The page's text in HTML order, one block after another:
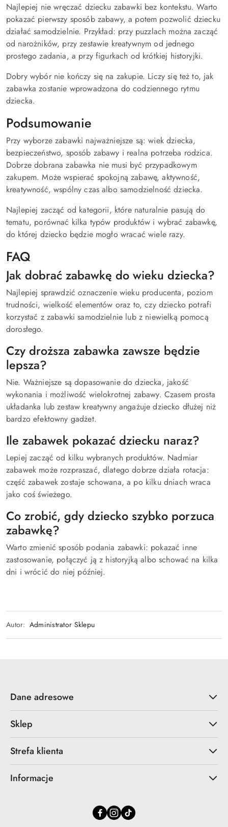
Najlepiej nie wręczać dziecku zabawki bez kontekstu. Warto
pokazać pierwszy sposób zabawy, a potem pozwolić dziecku
działać samodzielnie. Przykład: przy puzzlach można zacząć
od narożników, przy zestawie kreatywnym od jednego
prostego zadania, a przy figurkach od krótkiej historyjki.
Dobry wybór nie kończy się na zakupie. Liczy się też to, jak
zabawka zostanie wprowadzona do codziennego rytmu
dziecka.
Podsumowanie
Przy wyborze zabawki najważniejsze są: wiek dziecka,
bezpieczeństwo, sposób zabawy i realna potrzeba rodzica.
Dobrze dobrana zabawka nie musi być przypadkowym
zakupem. Może wspierać spokojną zabawę, aktywność,
kreatywność, wspólny czas albo samodzielność dziecka.
Najlepiej zacząć od kategorii, które naturalnie pasują do
tematu, porównać kilka typów produktów i wybrać zabawkę,
do której dziecko będzie mogło wracać wiele razy.
FAQ
Jak dobrać zabawkę do wieku dziecka?
Najlepiej sprawdzić oznaczenie wieku producenta, poziom
trudności, wielkość elementów oraz to, czy dziecko potrafi
korzystać z zabawki samodzielnie lub z niewielką pomocą
dorosłego.
Czy droższa zabawka zawsze będzie
lepsza?
Nie. Ważniejsze są dopasowanie do dziecka, jakość
wykonania i możliwość wielokrotnej zabawy. Czasem prosta
układanka lub zestaw kreatywny angażuje dziecko dłużej niż
bardzo efektowny gadżet.
Ile zabawek pokazać dziecku naraz?
Lepiej zacząć od kilku wybranych produktów. Nadmiar
zabawek może rozpraszać, dlatego dobrze działa rotacja:
część zabawek zostaje schowana, a po kilku dniach wraca
jako coś świeżego.
Co zrobić, gdy dziecko szybko porzuca
zabawkę?
Warto zmienić sposób podania zabawki: pokazać inne
zastosowanie, połączyć ją z historyjką albo schować na kilka
dni i wrócić do niej później.
Autor: Administrator Sklepu
Dane adresowe
Sklep
Strefa klienta
Informacje